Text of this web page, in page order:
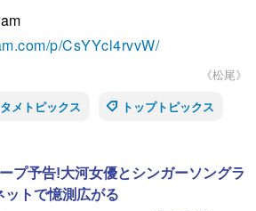
p/CsYYcl4rvvW/
《松尾》
メトピックス トップトピックス
プ予告!大河女優とシンガーソングラ
ットで憶測広がる